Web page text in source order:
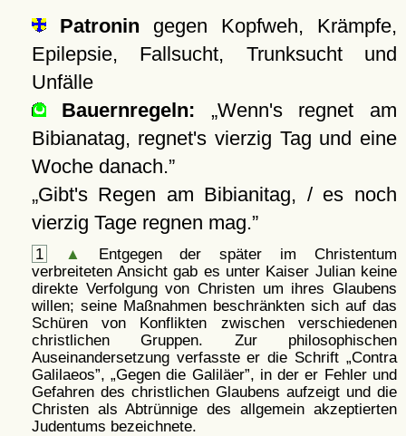
Patronin gegen Kopfweh, Krämpfe,
Epilepsie, Fallsucht, Trunksucht und
Unfälle
Bauernregeln:
Wenn's regnet am
Bibianatag, regnet's vierzig Tag und eine
Woche danach.
Gibt's Regen am Bibianitag, / es noch
vierzig Tage regnen mag.
1 ▲
Entgegen der später im Christentum
verbreiteten Ansicht gab es unter Kaiser Julian keine
direkte Verfolgung von Christen um ihres Glaubens
willen; seine Maßnahmen beschränkten sich auf das
Schüren von Konflikten zwischen verschiedenen
christlichen Gruppen. Zur philosophischen
Auseinandersetzung verfasste er die Schrift
Contra
Galilaeos , Gegen die Galiläer , in der er Fehler und
Gefahren des christlichen Glaubens aufzeigt und die
Christen als Abtrünnige des allgemein akzeptierten
Judentums bezeichnete.